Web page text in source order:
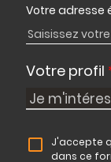
Votre adresse
Votre profil
J'accepte
dans ce